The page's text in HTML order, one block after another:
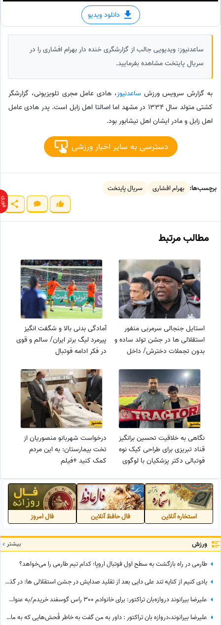
دانلود ویدیو
ساعدنیوز: ویدیویی جالب از گزارشگری خنده دار بهرام افشاری را در
سریال پایتخت مشاهده بفرمایید.
به گزارش سرویس ورزش ساعدنیوز، هادی عامل مجری تلویزیونی، گزارشگر
کشتی متولد سال 1334 در مشهد اما اصالتا اهل زابل است. پدر هادی عامل
اهل زابل و مادر ایشان اهل نیشابور بود.
دسترسی به سایر اخبار ورزشی
برچسب‌ها: بهرام افشاری سریال پایتخت
مطالب مرتبط
استایل جنجالی سرمربی منفور
استقلالی ها در جشن تولد ساده و
بدون تجملات دخترش/ داخل
آمادگی بدنی بالا و شگفت انگیز
پیرمرد لیگ برتر ایران/ سالم و قوی
در فکر ادامه فوتبال
نگاهی به خلاقیت تحسین برانگیز
قناد تبریزی برای طراحی کیک نوه
فوتبالی دکتر پزشکیان با لوگوی
درخواست شهربانو منصوریان از
تخت بیمارستان: به این مردم
کمک کنید +فیلم
استخاره آنلاین فال حافظ آنلاین فال امروز
ورزش بیشتر
طارمی در راه بازگشت به سطح اول فوتبال اروپا؛ کدام تیم طارمی را می‌خواهد؟
یادی کنیم از کنایه تند علی دایی بعد از تقلید صدایش در جشن استقلالی ها: در گذشته پادشاهان دلقک‌هایی داشتند که وظیفه‌شان تقلید صدا و خنداندن مردم بود+عکس
علیرضا بیرانوند دروازه‌بان تراکتور: برای خانوادم 300 راس گوسفند خریدم/به عنوان یک چوپان همیشه سنگ در دستانم بود تا از گوسفندان مراقبت کنم
علیرضا بیرانوند،دروازه بان تراکتور : داور به من گفت به خاطر فُحش‌هایی که به مادرت میدن بهت کارت نمیدم!/ ما حواله ماشین نگرفتیم